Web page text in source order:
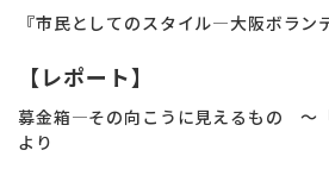
『市民としてのスタイル―大阪ボラン
【レポート】
募金箱―その向こうに見えるもの ～
より